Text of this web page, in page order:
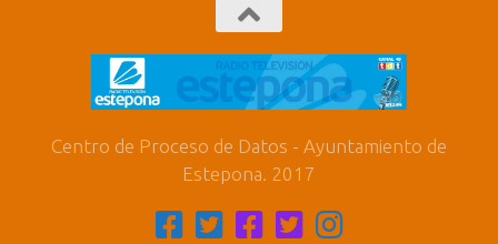
Centro de Proceso de Datos - Ayuntamiento de
Estepona. 2017